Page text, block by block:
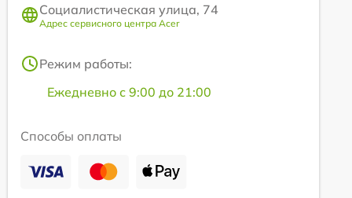
Социалистическая улица, 74
Адрес сервисного центра Acer
Режим работы:
Ежедневно с 9:00 до 21:00
Способы оплаты